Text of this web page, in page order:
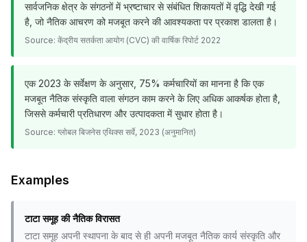
सार्वजनिक क्षेत्र के संगठनों में भ्रष्टाचार से संबंधित शिकायतों में वृद्धि देखी गई
है, जो नैतिक आचरण को मजबूत करने की आवश्यकता पर प्रकाश डालता है।
Source: केंद्रीय सतर्कता आयोग (CVC) की वार्षिक रिपोर्ट 2022
एक 2023 के सर्वेक्षण के अनुसार, 75% कर्मचारियों का मानना है कि एक
मजबूत नैतिक संस्कृति वाला संगठन काम करने के लिए अधिक आकर्षक होता है,
जिससे कर्मचारी प्रतिधारण और उत्पादकता में सुधार होता है।
Source: ग्लोबल बिजनेस एथिक्स सर्वे, 2023 (अनुमानित)
Examples
टाटा समूह की नैतिक विरासत
टाटा समूह अपनी स्थापना के बाद से ही अपनी मजबूत नैतिक कार्य संस्कृति और